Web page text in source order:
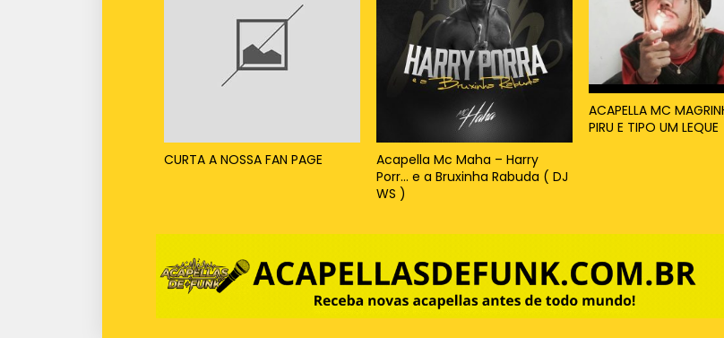
CURTA A NOSSA FAN PAGE
Acapella Mc Maha – Harry
Porr… e a Bruxinha Rabuda ( DJ
WS )
ACAPELLA MC
PIRU E TIPO UM LEQUE